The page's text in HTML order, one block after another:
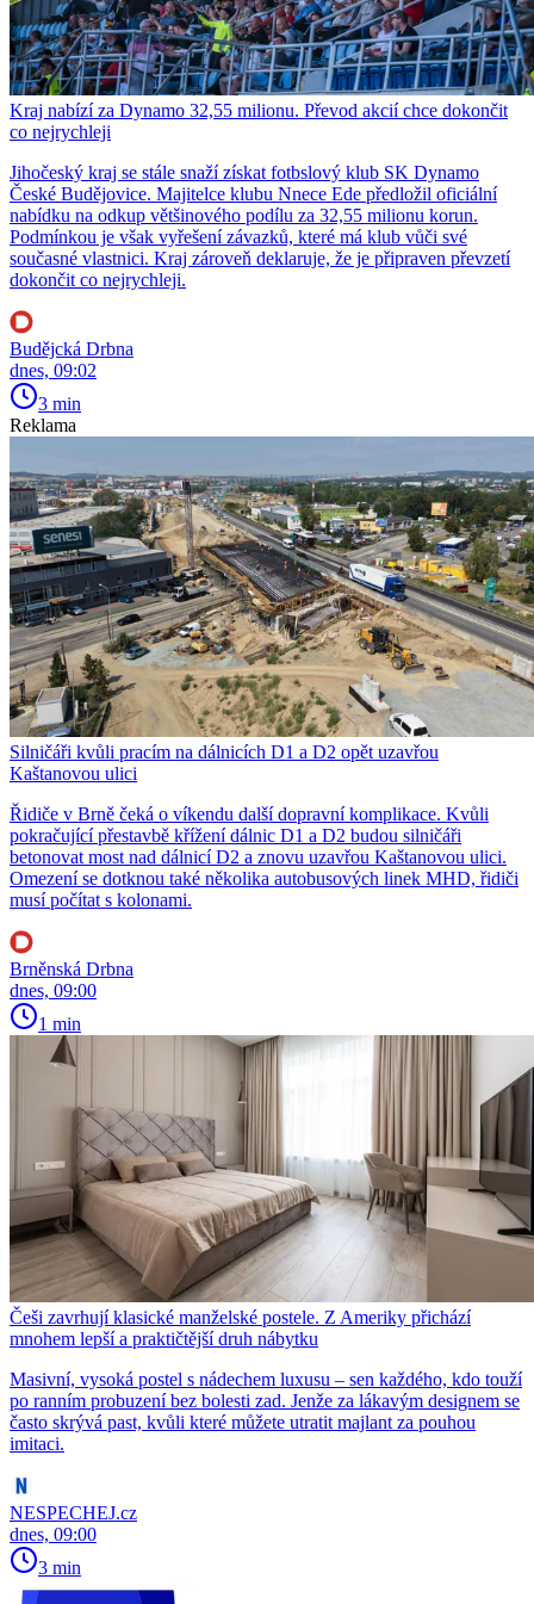
Kraj nabízí za Dynamo 32,55 milionu. Převod akcií chce dokončit
co nejrychleji
Jihočeský kraj se stále snaží získat fotbslový klub SK Dynamo
České Budějovice. Majitelce klubu Nnece Ede předložil oficiální
nabídku na odkup většinového podílu za 32,55 milionu korun.
Podmínkou je však vyřešení závazků, které má klub vůči své
současné vlastnici. Kraj zároveň deklaruje, že je připraven převzetí
dokončit co nejrychleji.
Budějcká Drbna
dnes, 09:02
3 min
Reklama
Silničáři kvůli pracím na dálnicích D1 a D2 opět uzavřou
Kaštanovou ulici
Řidiče v Brně čeká o víkendu další dopravní komplikace. Kvůli
pokračující přestavbě křížení dálnic D1 a D2 budou silničáři
betonovat most nad dálnicí D2 a znovu uzavřou Kaštanovou ulici.
Omezení se dotknou také několika autobusových linek MHD, řidiči
musí počítat s kolonami.
Brněnská Drbna
dnes, 09:00
1 min
Češi zavrhují klasické manželské postele. Z Ameriky přichází
mnohem lepší a praktičtější druh nábytku
Masivní, vysoká postel s nádechem luxusu – sen každého, kdo touží
po ranním probuzení bez bolesti zad. Jenže za lákavým designem se
často skrývá past, kvůli které můžete utratit majlant za pouhou
imitaci.
NESPECHEJ.cz
dnes, 09:00
3 min